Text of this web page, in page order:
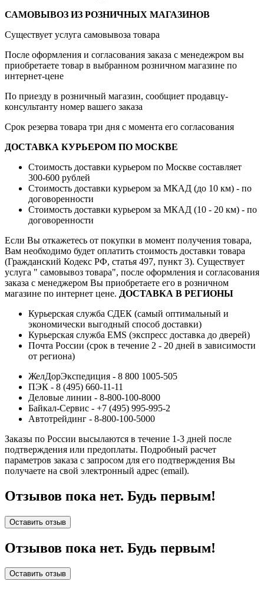
САМОВЫВОЗ ИЗ РОЗНИЧНЫХ МАГАЗИНОВ
Существует услуга самовывоза товара
После оформления и согласования заказа с менедежром вы
приобретаете товар в выбранном розничном магазине по
интернет-цене
По приезду в розничный магазин, сообщиет продавцу-
консультанту номер вашего заказа
Срок резерва товара три дня с момента его согласования
ДОСТАВКА КУРЬЕРОМ ПО МОСКВЕ
Стоимость доставки курьером по Москве составляет
300-600 рублей
Стоимость доставки курьером за МКАД (до 10 км) - по
договоренности
Стоимость доставки курьером за МКАД (10 - 20 км) - по
договоренности
Если Вы откажетесь от покупки в момент получения товара,
Вам необходимо будет оплатить стоимость доставки товара
(Гражданский Кодекс РФ, статья 497, пункт 3). Существует
услуга " самовывоз товара", после оформления и согласования
заказа с менеджером Вы приобретаете его в розничном
магазине по интернет цене. ДОСТАВКА В РЕГИОНЫ
Курьерская служба СДЕК (самый оптимальный и
экономически выгодный способ доставки)
Курьерская служба EMS (экспресс доставка до дверей)
Почта России (срок в течение 2 - 20 дней в зависимости
от региона)
ЖелДорЭкспедиция - 8 800 1005-505
ПЭК - 8 (495) 660-11-11
Деловые линии - 8-800-100-8000
Байкал-Сервис - +7 (495) 995-995-2
Автотрейдинг - 8-800-100-5000
Заказы по России высылаются в течение 1-3 дней после
подтверждения или предоплаты. Подробный расчет
параметров заказа с запросом для его подтверждения Вы
получаете на свой электронный адрес (email).
Отзывов пока нет. Будь первым!
Оставить отзыв
Отзывов пока нет. Будь первым!
Оставить отзыв